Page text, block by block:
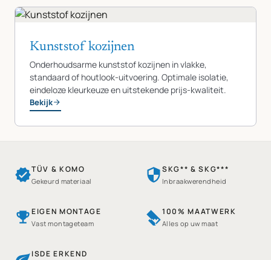
Kunststof kozijnen
Onderhoudsarme kunststof kozijnen in vlakke,
standaard of houtlook-uitvoering. Optimale isolatie,
eindeloze kleurkeuze en uitstekende prijs-kwaliteit.
Bekijk
TÜV & KOMO
Gekeurd materiaal
SKG** & SKG***
Inbraakwerendheid
EIGEN MONTAGE
Vast montageteam
100% MAATWERK
Alles op uw maat
ISDE ERKEND